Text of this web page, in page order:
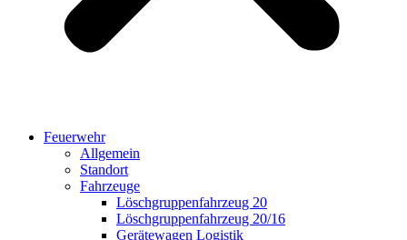
Feuerwehr
Allgemein
Standort
Fahrzeuge
Löschgruppen­fahrzeug 20
Lösch­gruppen­fahrzeug 20/16
Geräte­wagen Logistik